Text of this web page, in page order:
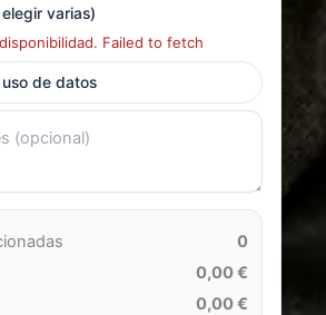
varias)
Failed to fetch
de datos
0
0,00 €
0,00 €